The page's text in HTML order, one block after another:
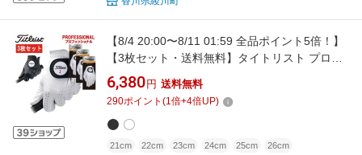
【8/4 20:00〜8/11 01:59 全品ポイント5倍！】
【3枚セット・送料無料】タイトリスト プロフ
ェッショナル天然羊革 ゴルフ グローブ
TITLEIST PROFESSIONAL TG73 ネコポス対
応
6,380 円 送料無料
290ポイント (1倍+4倍UP)
21cm 22cm 23cm 24cm 25cm 26cm